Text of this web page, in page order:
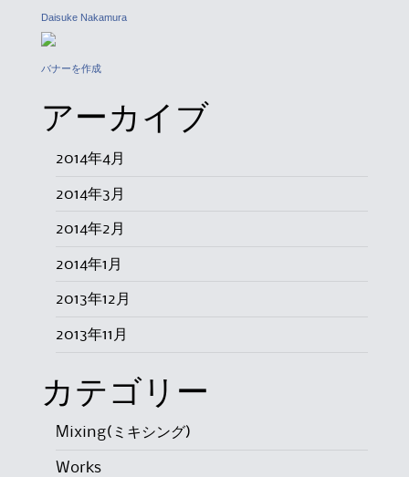
Daisuke Nakamura
バナーを作成
アーカイブ
2014年4月
2014年3月
2014年2月
2014年1月
2013年12月
2013年11月
カテゴリー
Mixing(ミキシング)
Works